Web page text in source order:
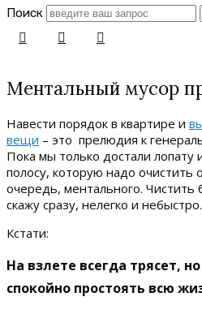
Поиск
Ментальный мусор
Навести порядок в квартире и
вещи – это прелюдия к
Пока мы только достали
полосу, которую надо очистить
очередь, ментального. Чистить
скажу сразу, нелегко и небыстро.
Кстати:
На взлете всегда трясет,
спокойно простоять всю